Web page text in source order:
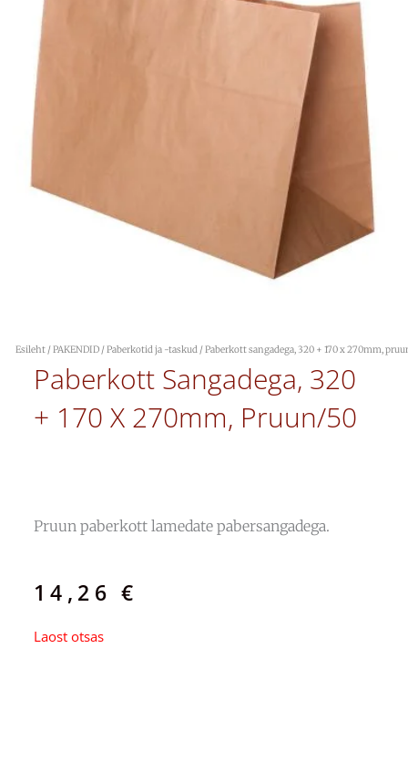
Esileht /PAKENDID /Paberkotid ja -taskud / Paberkott sangadega, 320 + 170 x 270mm,
Paberkott Sangadega, 320
+ 170 X 270mm, Pruun/50
Pruun paberkott lamedate pabersangadega.
14,26€
Laost otsas